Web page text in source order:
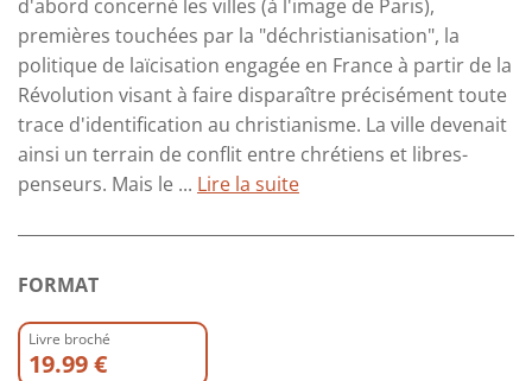
d'abord concerné les villes (à l'image de Paris),
premières touchées par la "déchristianisation", la
politique de laïcisation engagée en France à partir de la
Révolution visant à faire disparaître précisément toute
trace d'identification au christianisme. La ville devenait
ainsi un terrain de conflit entre chrétiens et libres-
penseurs. Mais le ... Lire la suite
FORMAT
Livre broché
19.99 €